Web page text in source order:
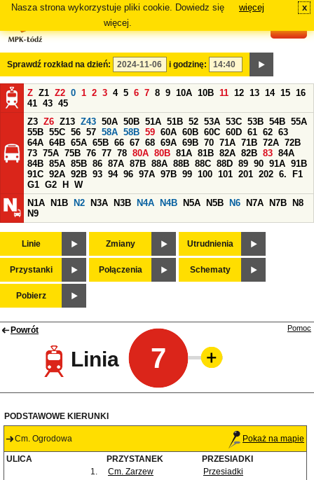
Nasza strona wykorzystuje pliki cookie. Dowiedz się
więcej.
więcej x
Sprawdź rozkład na dzień: i godzinę:
Z Z1 Z2 0 1 2 3 4 5 6 7 8 9 10A 10B 11 12 13 14 15 16
41 43 45
Z3 Z6 Z13 Z43 50A 50B 51A 51B 52 53A 53C 53B 54B 55A
55B 55C 56 57 58A 58B 59 60A 60B 60C 60D 61 62 63
64A 64B 65A 65B 66 67 68 69A 69B 70 71A 71B 72A 72B
73 75A 75B 76 77 78 80A 80B 81A 81B 82A 82B 83 84A
84B 85A 85B 86 87A 87B 88A 88B 88C 88D 89 90 91A 91B
91C 92A 92B 93 94 96 97A 97B 99 100 101 201 202 6.
F1
G1 G2 H
W
N1A
N1B N2 N3A N3B N4A N4B N5A N5B N6 N7A N7B
N8
N9
Linie Zmiany Utrudnienia
Przystanki Połączenia Schematy
Pobierz
Powrót
Linia 7
Pomoc
PODSTAWOWE KIERUNKI
Cm. Ogrodowa Pokaż na mapie
ULICA PRZYSTANEK
PRZESIADKI
1.
Cm. Zarzew
Przesiadki